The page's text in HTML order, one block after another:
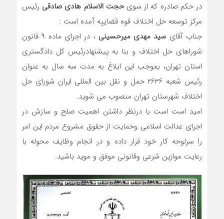
در حکم صادره که از سویحجت الاسلام هادی صادقی رئیس
مرکز توسعه حل اختلاف قوه قضاییه آمده است :
جناب آقای سید مهدی میرحسینی
، در اجرای ماده ۹ قانون
شوراهای حل اختلاف و بنا به پیشنهادرئیس کل دادگستری
استان تهران، بموجب این ابلاغ به مدت سه سال به عنوان
رئیس شعبه ۲۶۳۶ حمل و نقل بین المللی ایران شورای حل
اختلاف شهرستان تهران منصوب می شوید.
امید است است با درنظر داشتن اهمیت صلح و سازش در
اجرای عدالت اسلامی و‌حمایت از حقوق مشروع مردم این امر
را سرلوحه کار خود قرار داده و در انجام وظایف محوله با
رعایت موازین شرعی و‌قانونی موفق و‌ موید باشید.